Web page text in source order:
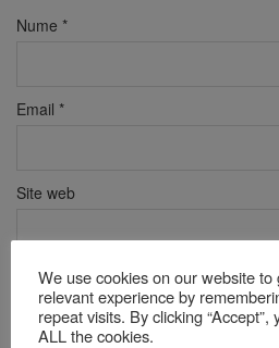
Nume *
Email *
Site web
Verificare anti-robot
Click pentru a începe
We use cookies on our website to
relevant experience by
repeat visits. By clicking
ALL the cookies.